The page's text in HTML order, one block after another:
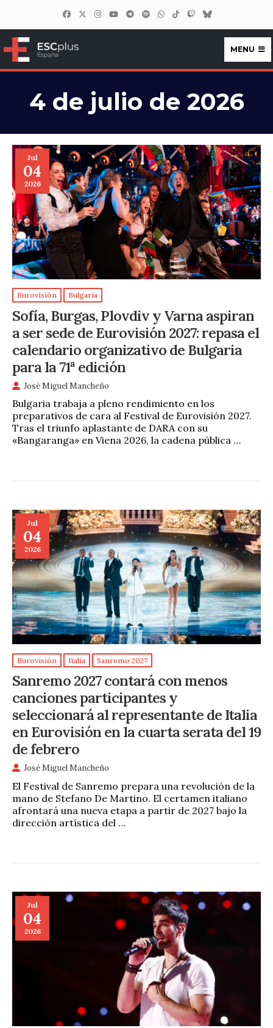
ESCplus España
MENU
4 de julio de 2026
Jul
04
2026
Eurovisión Bulgaria
Sofía, Burgas, Plovdiv y Varna aspiran
a ser sede de Eurovisión 2027: repasa el
calendario organizativo de Bulgaria
para la 71ª edición
José Miguel Mancheño
Bulgaria trabaja a pleno rendimiento en los
preparativos de cara al Festival de Eurovisión 2027.
Tras el triunfo aplastante de DARA con su
«Bangaranga» en Viena 2026, la cadena pública …
Jul
04
2026
Eurovisión Italia Sanremo 2027
Sanremo 2027 contará con menos
canciones participantes y
seleccionará al representante de Italia
en Eurovisión en la cuarta serata del 19
de febrero
José Miguel Mancheño
El Festival de Sanremo prepara una revolución de la
mano de Stefano De Martino. El certamen italiano
afrontará una nueva etapa a partir de 2027 bajo la
dirección artística del …
Jul
04
2026